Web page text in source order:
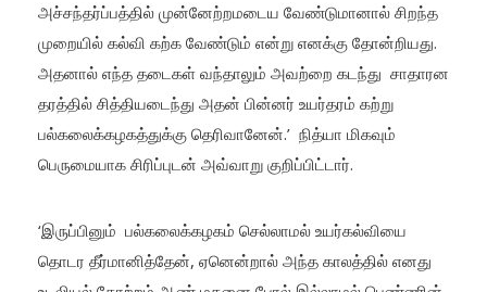
அச்சந்தர்ப்பத்தில் முன்னேற்றமடைய வேண்டுமானால் சிறந்த
முறையில் கல்வி கற்க வேண்டும் என்று எனக்கு தோன்றியது.
அதனால் எந்த தடைகள் வந்தாலும் அவற்றை கடந்து சாதாரன
தரத்தில் சித்தியடைந்து அதன் பின்னர் உயர்தரம் கற்று
பல்கலைக்கழகத்துக்கு தெரிவானேன்.’ நித்யா மிகவும்
பெருமையாக சிரிப்புடன் அவ்வாறு குறிப்பிட்டார்.
‘இருப்பினும் பல்கலைக்கழகம் செல்லாமல் உயர்கல்வியை
தொடர தீர்மானித்தேன், ஏனென்றால் அந்த காலத்தில் எனது